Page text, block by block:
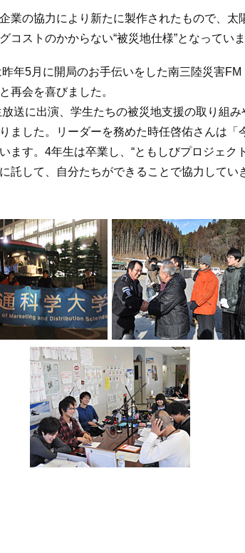
業の協力により新たに製作されたもので、太
コストのかからない“被災地仕様”となっていま
年5月に開局のお手伝いをした南三陸災害FM
再会を喜びました。
送に出演、学生たちの被災地支援の取り組
ました。リーダーを務めた時任啓佑さんは「
ます。4年生は卒業し、“ともしびプロジェク
託して、自分たちができることで協力してい